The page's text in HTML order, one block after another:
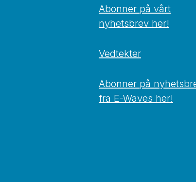
Abonner på vårt
nyhetsbrev her!
Vedtekter
Abonner på
fra E-Waves her!